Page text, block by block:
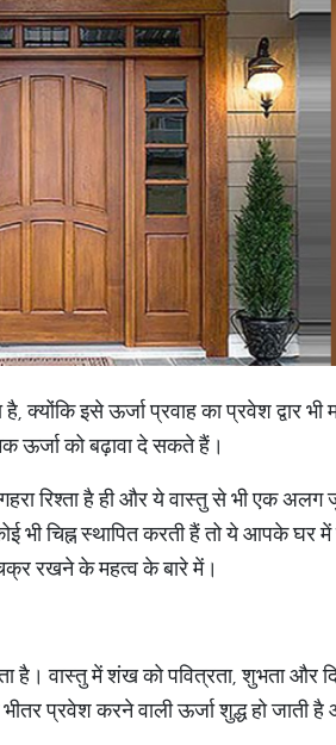
इसे ऊर्जा प्रवाह का प्रवेश द्वार भी
ऊर्जा को बढ़ावा दे सकते हैं।
रिश्ता है ही और ये वास्तु से भी एक
भी चिह्न स्थापित करती हैं तो ये आपके घर
रखने के महत्व के बारे में।
वास्तु में शंख को पवित्रता, शुभता और
प्रवेश करने वाली ऊर्जा शुद्ध हो जाती